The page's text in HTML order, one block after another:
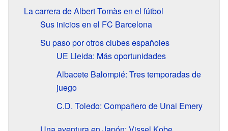
La carrera de Albert Tomàs en el fútbol
Sus inicios en el FC Barcelona
Su paso por otros clubes españoles
UE Lleida: Más oportunidades
Albacete Balompié: Tres temporadas de
juego
C.D. Toledo: Compañero de Unai Emery